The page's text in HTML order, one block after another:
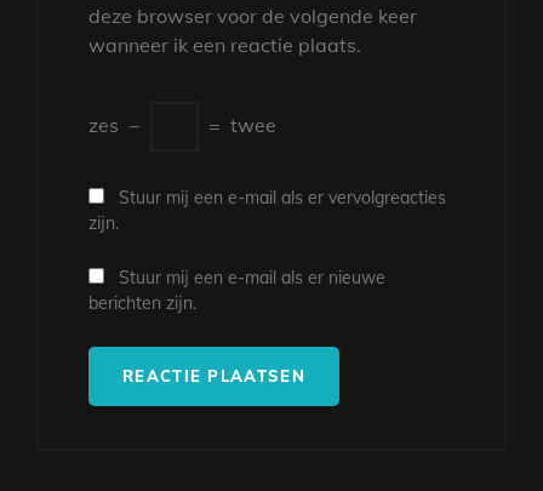
deze browser voor de volgende keer
wanneer ik een reactie plaats.
zes − = twee
Stuur mij een e-mail als er vervolgreacties
zijn.
Stuur mij een e-mail als er nieuwe
berichten zijn.